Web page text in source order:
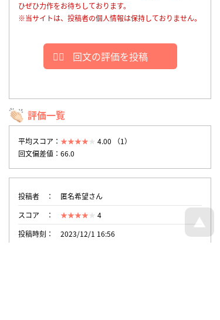
ひぜひ力作をお待ちしております。
※当サイトは、投稿者の個人情報は保持しておりません。
回文の評価を投稿
評価一覧
平均スコア：
4.00 （1）
回文偏差値：66.0
投稿者
匿名希望さん
スコア
4
投稿時刻
2023/12/1 16:56